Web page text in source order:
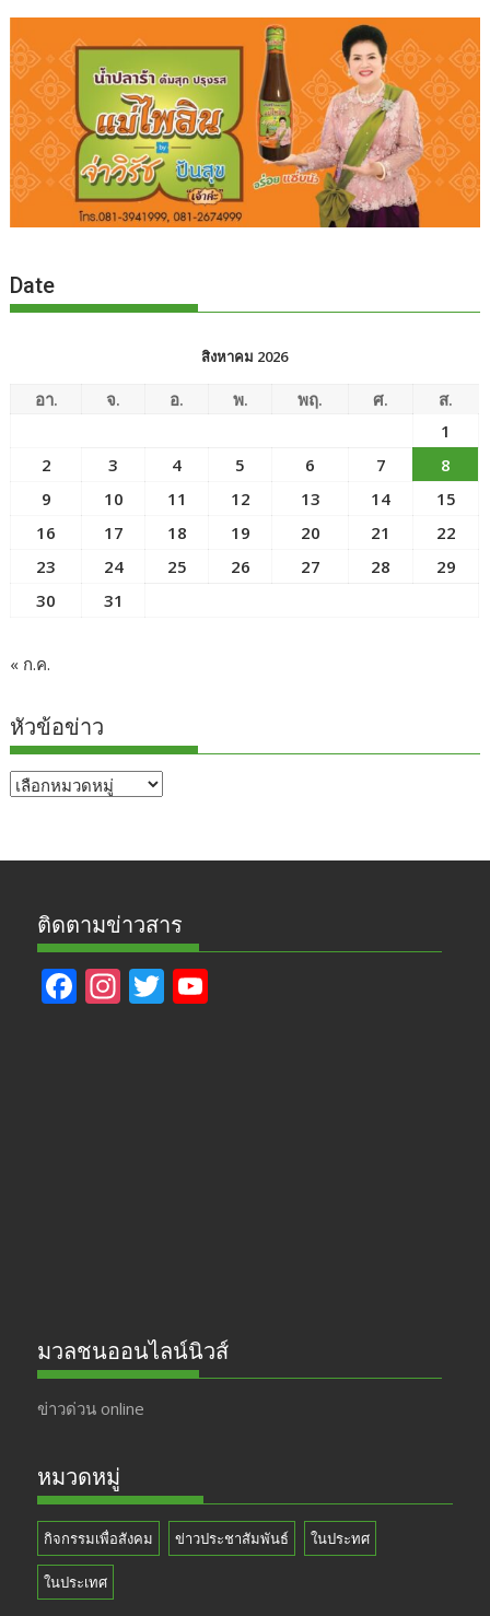
Date
สิงหาคม 2026
อา. จ. อ. พ. พฤ. ศ.
ส.
1
2
3 4 5 6 7
8
9
10 11 12 13 14
15
16
17 18 19 20 21
22
23
24 25 26 27 28
29
30
31
« ก.ค.
หัวข้อข่าว
หัวข้อ
ติดตามข่าวสาร
F In T
มวลชนออนไลน์นิวส์
ข่าวด่วน online
หมวดหมู่
กิจกรรมเพื่อสังคม ข่าวประชาสัมพันธ์ ในประทศ
ในประเทศ